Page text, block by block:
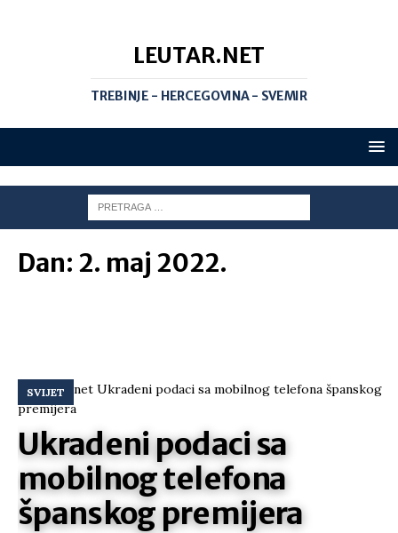
LEUTAR.NET
TREBINJE - HERCEGOVINA - SVEMIR
Dan: 2. maj 2022.
SVIJET
Ukradeni podaci sa
mobilnog telefona
španskog premijera